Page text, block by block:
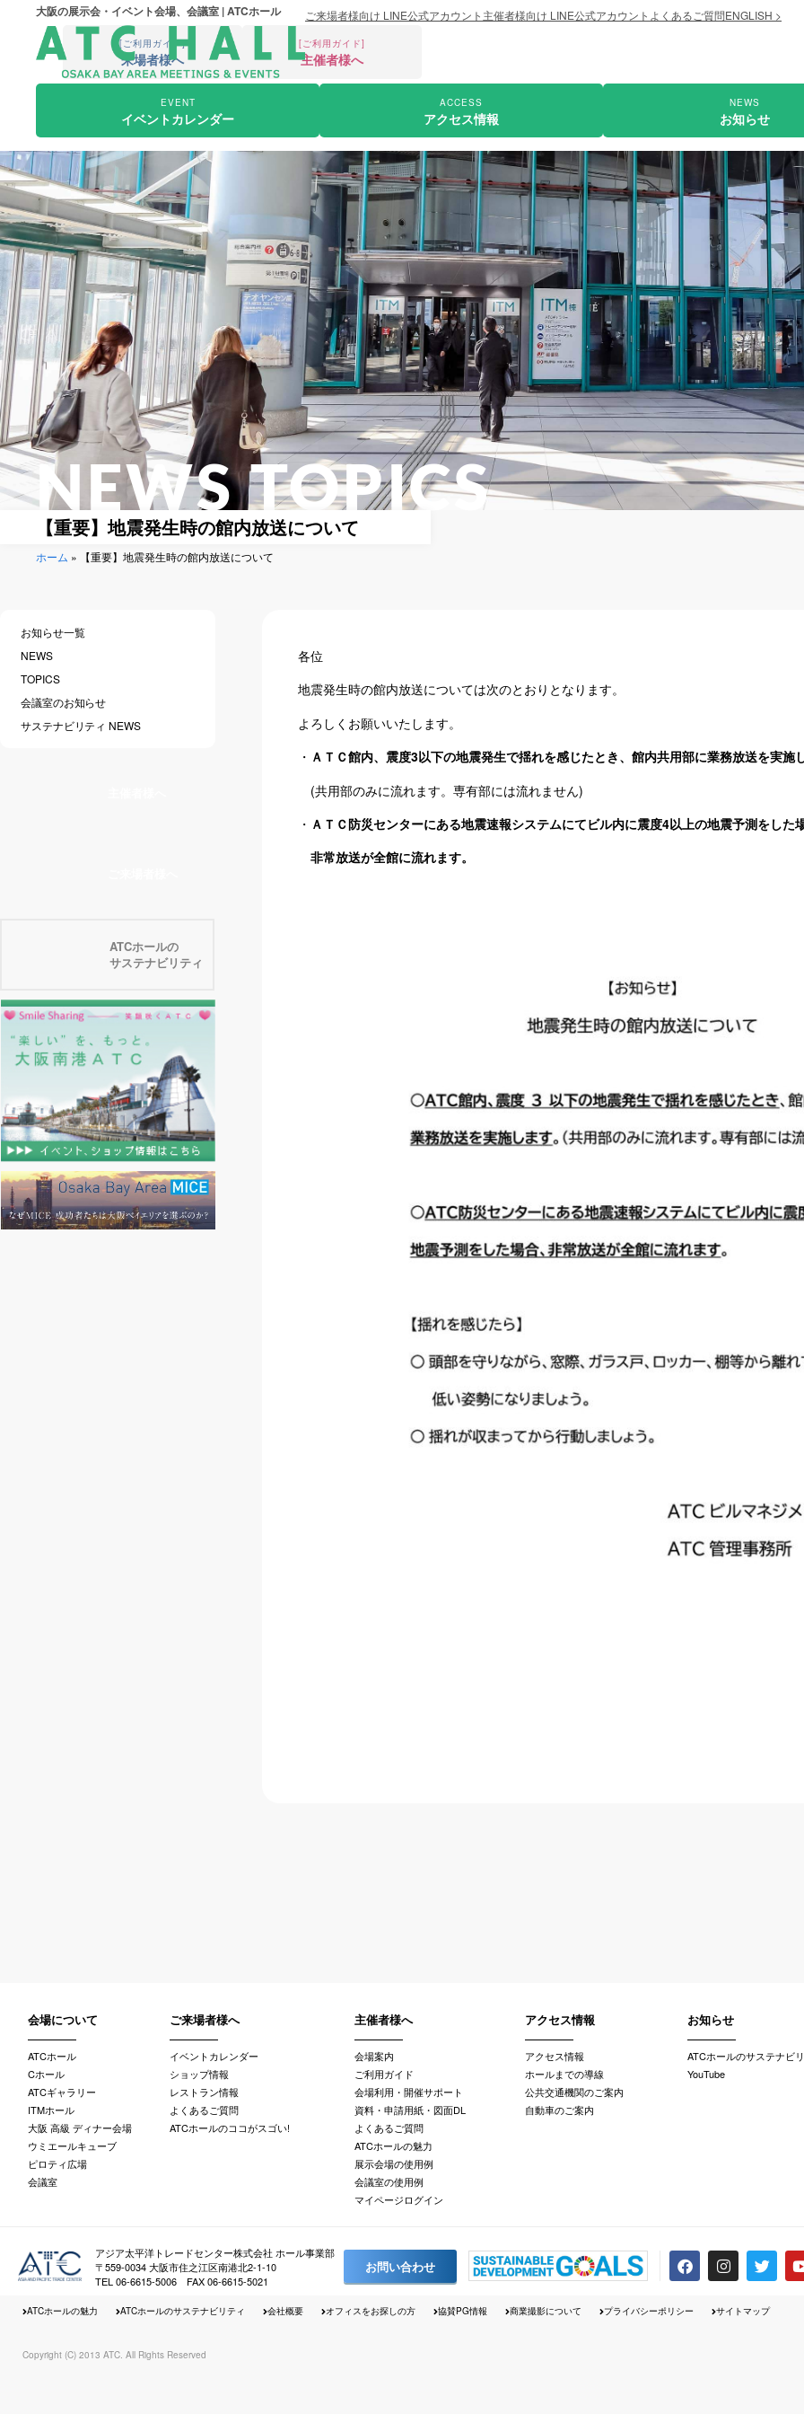
大阪の展示会・イベント会場、会議室 | ATCホール ご来場者様向け LINE公式アカウント 主催者様向け LINE公式アカウント よくあるご質問ENGLISH >
[ご利用ガイド]
来場者様へ
[ご利用ガイド]
主催者様へ
EVENT
イベントカレンダー
ACCESS
アクセス情報
NEWS
お知らせ
NEWS TOPICS
【重要】地震発生時の館内放送について
ホーム » 【重要】地震発生時の館内放送について
お知らせ一覧
NEWS
TOPICS
会議室のお知らせ
サステナビリティ NEWS
ATCホールの
サステナビリティ
各位
地震発生時の館内放送については次のとおりとなります。
よろしくお願いいたします。
・ ＡＴＣ館内、震度3以下の地震発生で揺れを感じたとき、館内共用部に業務放送を実施
(共用部のみに流れます。専有部には流れません)
・ ＡＴＣ防災センターにある地震速報システムにてビル内に震度4以上の地震予測をした
非常放送が全館に流れます。
会場について
ATCホール
Cホール
ATCギャラリー
ITMホール
大阪 高級 ディナー会場
ウミエールキューブ
ピロティ広場
会議室
ご来場者様へ
イベントカレンダー
ショップ情報
レストラン情報
よくあるご質問
ATCホールのココがスゴい!
主催者様へ
会場案内
ご利用ガイド
会場利用・開催サポート
資料・申請用紙・図面DL
よくあるご質問
ATCホールの魅力
展示会場の使用例
会議室の使用例
マイページログイン
アクセス情報
アクセス情報
ホールまでの導線
公共交通機関のご案内
自動車のご案内
お知らせ
ATCホールのサステナビ
YouTube
アジア太平洋トレードセンター株式会社 ホール事業部
〒559-0034 大阪市住之江区南港北2-1-10
TEL 06-6615-5006 FAX 06-6615-5021
お問い合わせ
ATCホールの魅力 ATCホールのサステナビリティ 会社概要 オフィスをお探しの方 協賛PG情報 商業撮影について プライバシーポリシー サイトマップ
Copyright (C) 2013 ATC. All Rights Reserved